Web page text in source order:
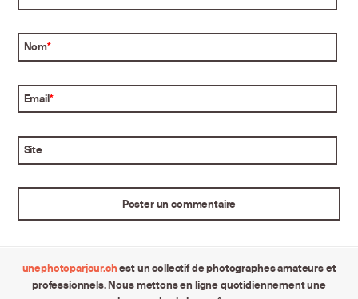
Nom*
Email*
Site
unephotoparjour.chest un collectif de photographes amateurs et
professionnels. Nous mettons en ligne quotidiennement une